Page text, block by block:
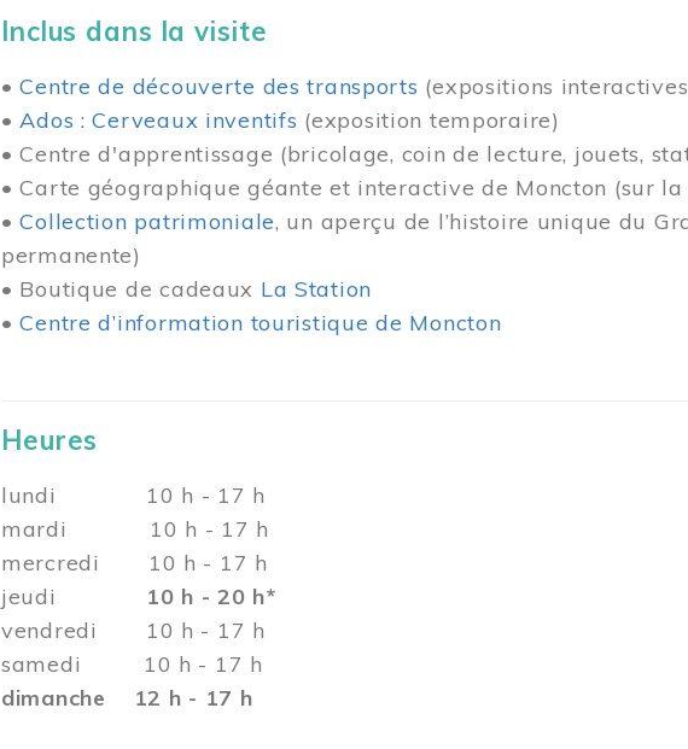
Inclus dans la visite
•Centre de découverte des transports (expositions
• Ados : Cerveaux inventifs (exposition temporaire)
• Centre d'apprentissage (bricolage, coin de lecture, jouets,
• Carte géographique géante et interactive de Moncton (sur
•Collection patrimoniale, un aperçu de l’histoire unique du
permanente)
• Boutique de cadeaux La Station
•Centre d’information touristique de Moncton
Heures
lundi 10 h - 17 h
mardi 10 h - 17 h
mercredi 10 h - 17 h
jeudi 10 h - 20 h*
vendredi 10 h - 17 h
samedi 10 h - 17 h
dimanche 12 h - 17 h